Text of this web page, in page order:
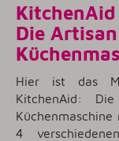
KitchenAid
Die
Hier ist das
KitchenAid:
4